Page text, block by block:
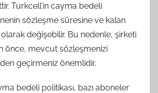
Turkcell’in cayma bedeli
sözleşme süresine ve kalan
olarak değişebilir. Bu nedenle, şirketi
önce, mevcut sözleşmenizi
geçirmeniz önemlidir.
bedeli politikası, bazı aboneler